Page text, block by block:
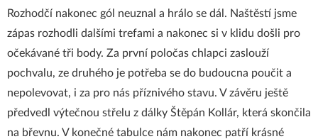
Rozhodčí nakonec gól neuznal a hrálo se dál. Naštěstí jsme
zápas rozhodli dalšími trefami a nakonec si v klidu došli pro
očekávané tři body. Za první poločas chlapci zaslouží
pochvalu, ze druhého je potřeba se do budoucna poučit a
nepolevovat, i za pro nás příznivého stavu. V závěru ještě
předvedl výtečnou střelu z dálky Štěpán Kollár, která skončila
na břevnu. V konečné tabulce nám nakonec patří krásné